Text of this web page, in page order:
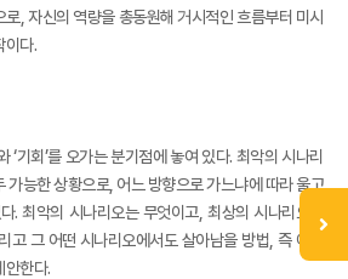
, 자신의 역량을 총동원해 거시적인 흐름부터 미시
이다.
‘기회’를 오가는 분기점에 놓여 있다. 최악의 시나리
가능한 상황으로, 어느 방향으로 가느냐에 따라 울고
. 최악의 시나리오는 무엇이고, 최상의 시나리오는
고 그 어떤 시나리오에서도 살아남을 방법, 즉 어느
안한다.